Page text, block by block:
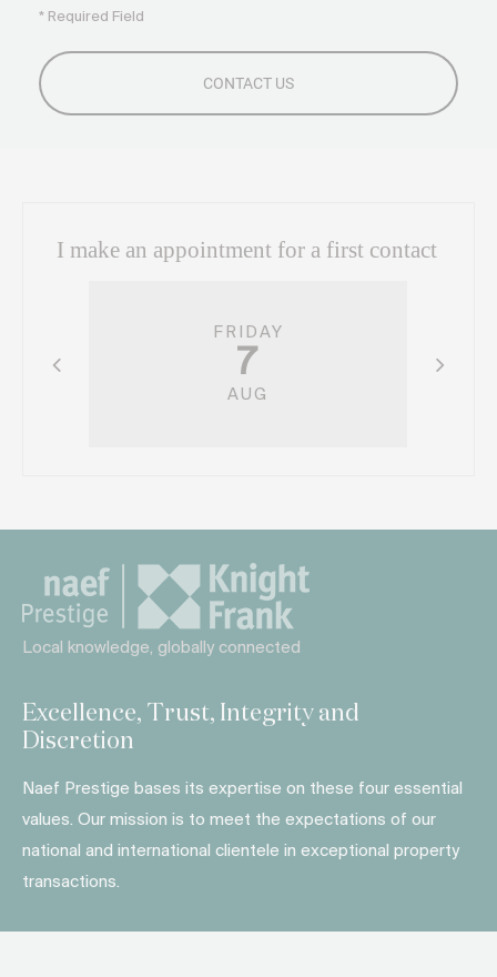
* Required Field
I make an appointment for a first contact
FRIDAY
7
AUG
Local knowledge, globally connected
Excellence, Trust, Integrity and
Discretion
Naef Prestige bases its expertise on these four essential
values. Our mission is to meet the expectations of our
national and international clientele in exceptional property
transactions.